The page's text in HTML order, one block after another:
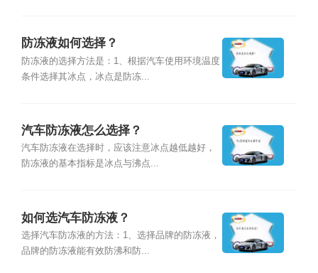
防冻液如何选择？
防冻液的选择方法是：1、根据汽车使用环境温度
条件选择其冰点，冰点是防冻...
汽车防冻液怎么选择？
汽车防冻液在选择时，应该注意冰点越低越好，
防冻液的基本指标是冰点与沸点...
如何选汽车防冻液？
选择汽车防冻液的方法：1、选择品牌的防冻液，
品牌的防冻液能有效防沸和防...